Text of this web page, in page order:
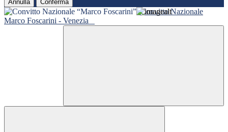
Annulla Conferma
Convitto Nazionale
Marco Foscarini - Venezia